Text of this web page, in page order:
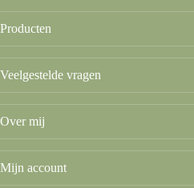
Producten
Veelgestelde vragen
Over mij
Mijn account